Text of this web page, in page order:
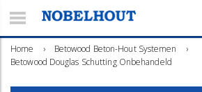
Home › Betowood Beton-Hout Systemen
›
Betowood Douglas Schutting Onbehandeld